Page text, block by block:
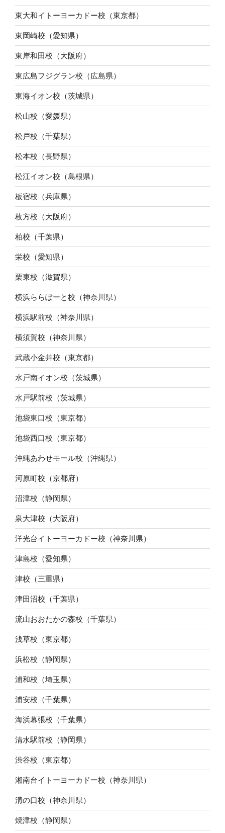
東大和イトーヨーカドー校（東京都）
東岡崎校（愛知県）
東岸和田校（大阪府）
東広島フジグラン校（広島県）
東海イオン校（茨城県）
松山校（愛媛県）
松戸校（千葉県）
松本校（長野県）
松江イオン校（島根県）
板宿校（兵庫県）
枚方校（大阪府）
柏校（千葉県）
栄校（愛知県）
栗東校（滋賀県）
横浜ららぽーと校（神奈川県）
横浜駅前校（神奈川県）
横須賀校（神奈川県）
武蔵小金井校（東京都）
水戸南イオン校（茨城県）
水戸駅前校（茨城県）
池袋東口校（東京都）
池袋西口校（東京都）
沖縄あわせモール校（沖縄県）
河原町校（京都府）
沼津校（静岡県）
泉大津校（大阪府）
洋光台イトーヨーカドー校（神奈川県）
津島校（愛知県）
津校（三重県）
津田沼校（千葉県）
流山おおたかの森校（千葉県）
浅草校（東京都）
浜松校（静岡県）
浦和校（埼玉県）
浦安校（千葉県）
海浜幕張校（千葉県）
清水駅前校（静岡県）
渋谷校（東京都）
湘南台イトーヨーカドー校（神奈川県）
溝の口校（神奈川県）
焼津校（静岡県）